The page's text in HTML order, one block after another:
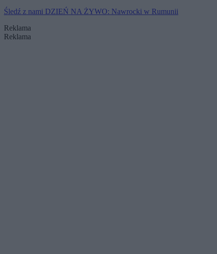
Śledź z nami DZIEŃ NA ŻYWO: Nawrocki w Rumunii
Reklama
Reklama